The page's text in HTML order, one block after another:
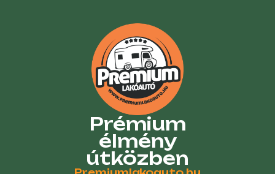
Prémium
élmény
útközben